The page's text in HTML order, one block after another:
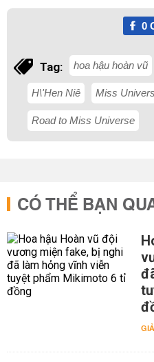
0
Tag: hoa hậu hoàn vũ
H\'Hen Niê Miss
Road to Miss Universe
CÓ THỂ BẠN